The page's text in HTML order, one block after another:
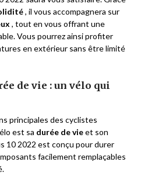
, il vous accompagnera sur
, tout en vous offrant une
Vous pourrez ainsi profiter
en extérieur sans être limité
de vie : un vélo qui
principales des cyclistes
est sa durée de vieet son
10 2022 est conçu pour durer
facilement remplaçables